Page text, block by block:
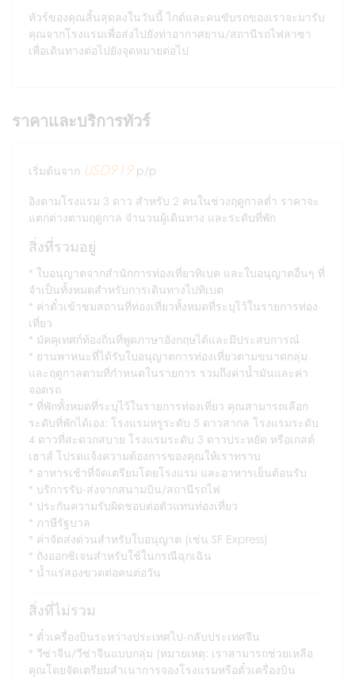
ทัวร์ของคุณสิ้นสุดลงในวันนี้ ไกด์และคนขับรถของเราจะมารับ
คุณจากโรงแรมเพื่อส่งไปยังท่าอากาศยาน/สถานีรถไฟลาซา
เพื่อเดินทางต่อไปยังจุดหมายต่อไป
ราคาและบริการทัวร์
เริ่มต้นจาก USD919p/p
อิงตามโรงแรม 3 ดาว สำหรับ 2 คนในช่วงฤดูกาลต่ำ ราคาจะ
แตกต่างตามฤดูกาล จำนวนผู้เดินทาง และระดับที่พัก
สิ่งที่รวมอยู่
ใบอนุญาตจากสำนักการท่องเที่ยวทิเบต และใบอนุญาตอื่นๆ ที่
จำเป็นทั้งหมดสำหรับการเดินทางไปทิเบต
ค่าตั๋วเข้าชมสถานที่ท่องเที่ยวทั้งหมดที่ระบุไว้ในรายการท่อง
เที่ยว
มัคคุเทศก์ท้องถิ่นที่พูดภาษาอังกฤษได้และมีประสบการณ์
ยานพาหนะที่ได้รับใบอนุญาตการท่องเที่ยวตามขนาดกลุ่ม
และฤดูกาลตามที่กำหนดในรายการ รวมถึงค่าน้ำมันและค่า
จอดรถ
ที่พักทั้งหมดที่ระบุไว้ในรายการท่องเที่ยว คุณสามารถเลือก
ระดับที่พักได้เอง: โรงแรมหรูระดับ 5 ดาวสากล โรงแรมระดับ
4 ดาวที่สะดวกสบาย โรงแรมระดับ 3 ดาวประหยัด หรือเกสต์
เฮาส์ โปรดแจ้งความต้องการของคุณให้เราทราบ
อาหารเช้าที่จัดเตรียมโดยโรงแรม และอาหารเย็นต้อนรับ
บริการรับ-ส่งจากสนามบิน/สถานีรถไฟ
ประกันความรับผิดชอบต่อตัวแทนท่องเที่ยว
ภาษีรัฐบาล
ค่าจัดส่งด่วนสำหรับใบอนุญาต (เช่น SF Express)
ถังออกซิเจนสำหรับใช้ในกรณีฉุกเฉิน
น้ำแร่สองขวดต่อคนต่อวัน
สิ่งที่ไม่รวม
ตั๋วเครื่องบินระหว่างประเทศไป-กลับประเทศจีน
วีซ่าจีน/วีซ่าจีนแบบกลุ่ม (หมายเหตุ: เราสามารถช่วยเหลือ
คุณโดยจัดเตรียมสำเนาการจองโรงแรมหรือตั๋วเครื่องบิน